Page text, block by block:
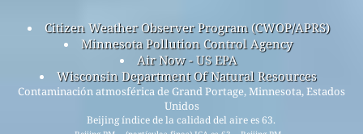
Citizen Weather Observer Program (CWOP/APRS)
Minnesota Pollution Control Agency
Air Now - US EPA
Wisconsin Department Of Natural Resources
Contaminación atmosférica de Grand Portage, Minnesota, Estados
Unidos
Beijing índice de la calidad del aire es 63.